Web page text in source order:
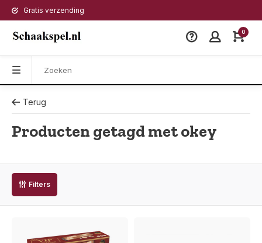
Gratis verzending
0
Terug
Producten getagd met okey
Filters